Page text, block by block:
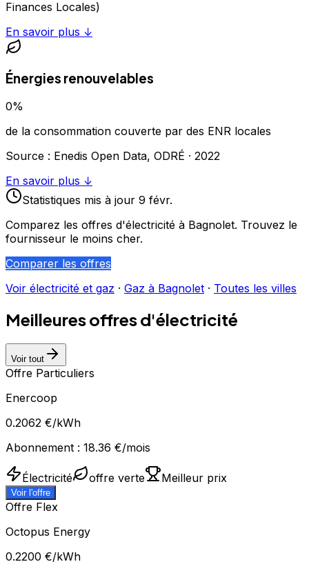
Finances Locales)
En savoir plus ↓
Énergies renouvelables
0%
de la consommation couverte par des ENR locales
Source : Enedis Open Data, ODRÉ · 2022
En savoir plus ↓
Statistiques mis à jour 9 févr.
Comparez les offres d'électricité à Bagnolet. Trouvez le
fournisseur le moins cher.
Comparer les offres
Voir électricité et gaz · Gaz à Bagnolet · Toutes les villes
Meilleures offres d'électricité
Voir tout
Offre Particuliers
Enercoop
0.2062 €/kWh
Abonnement : 18.36 €/mois
Électricité offre verte Meilleur prix
Voir l'offre
Offre Flex
Octopus Energy
0.2200 €/kWh